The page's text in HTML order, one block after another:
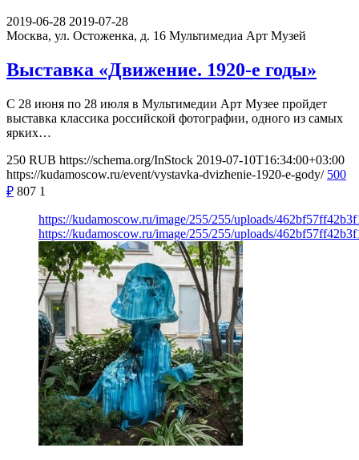
2019-06-28 2019-07-28
Москва, ул. Остоженка, д. 16 Мультимедиа Арт Музей
Выставка «Движение. 1920-е годы»
С 28 июня по 28 июля в Мультимедии Арт Музее пройдет
выставка классика российской фотографии, одного из самых
ярких…
250 RUB https://schema.org/InStock 2019-07-10T16:34:00+03:00
https://kudamoscow.ru/event/vystavka-dvizhenie-1920-e-gody/ 500
₽ 807 1
https://kudamoscow.ru/image/255/255/uploads/
https://kudamoscow.ru/image/255/255/uploads/